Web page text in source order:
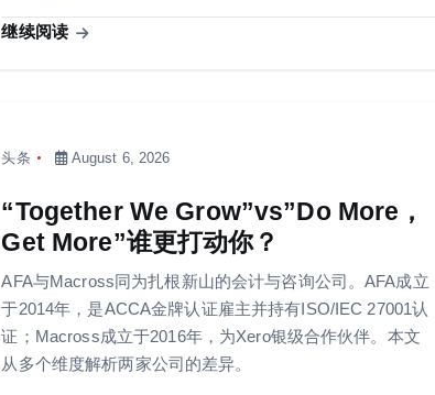
继续阅读
头条 August 6, 2026
“Together We Grow”vs”Do More，
Get More”谁更打动你？
AFA与Macross同为扎根新山的会计与咨询公司。AFA成立
于2014年，是ACCA金牌认证雇主并持有ISO/IEC 27001认
证；Macross成立于2016年，为Xero银级合作伙伴。本文
从多个维度解析两家公司的差异。